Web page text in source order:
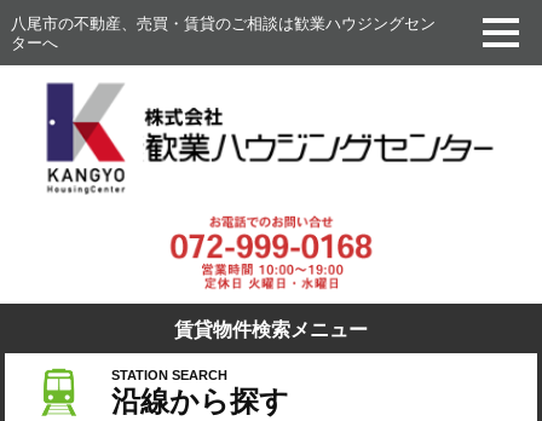
八尾市の不動産、売買・賃貸のご相談は歓業ハウジングセン
ターへ
賃貸物件検索メニュー
STATION SEARCH
沿線から探す